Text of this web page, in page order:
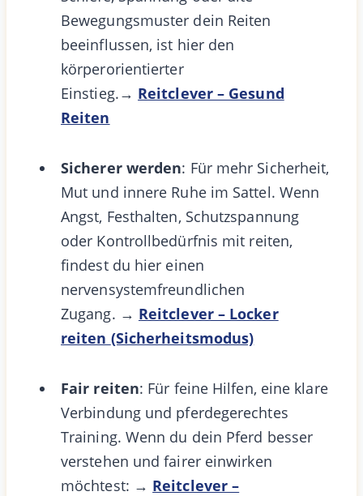
Bewegungsmuster dein Reiten
beeinflussen, ist hier den
körperorientierter
Einstieg.→ Reitclever – Gesund
Reiten
Sicherer werden: Für mehr Sicherheit,
Mut und innere Ruhe im Sattel. Wenn
Angst, Festhalten, Schutzspannung
oder Kontrollbedürfnis mit reiten,
findest du hier einen
nervensystemfreundlichen
Zugang. → Reitclever – Locker
reiten (Sicherheitsmodus)
Fair reiten: Für feine Hilfen, eine klare
Verbindung und pferdegerechtes
Training. Wenn du dein Pferd besser
verstehen und fairer einwirken
möchtest: → Reitclever –